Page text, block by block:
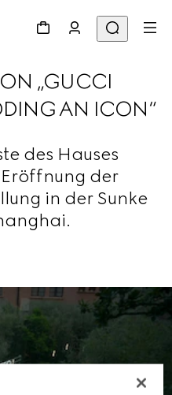
„GUCCI
AN ICON“
des Hauses
der
in der Sunke